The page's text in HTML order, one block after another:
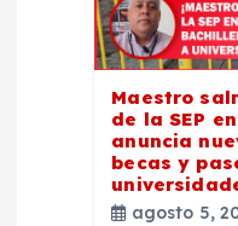
Maestro
de la SEP
anuncia
becas y
agosto 5,